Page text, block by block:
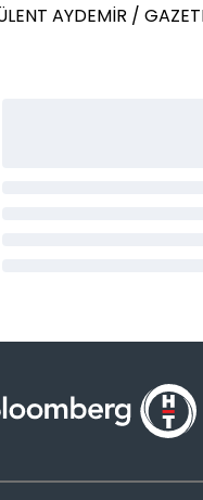
AYDEMİR /